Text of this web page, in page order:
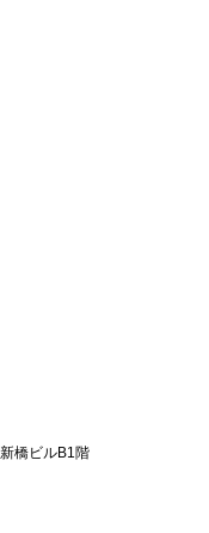
橋ビルB1階